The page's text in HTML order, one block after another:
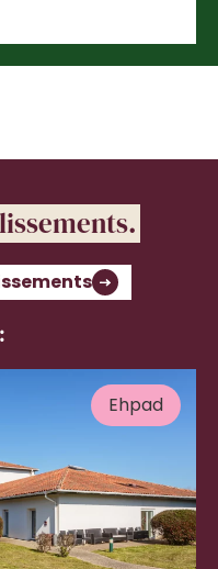
Ehpad